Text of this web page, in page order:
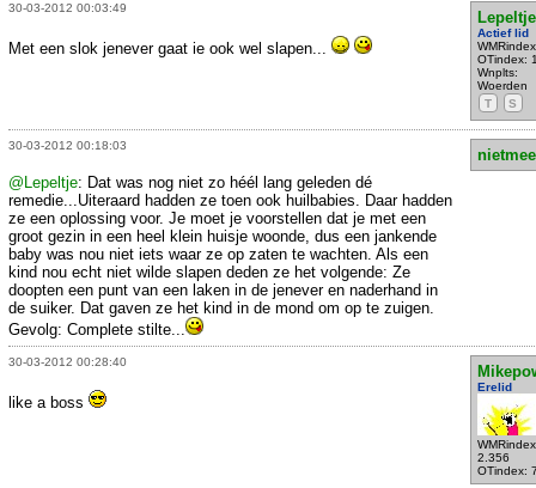
30-03-2012 00:03:49
Lepeltje
Actief lid
OTindex:
Wnplts:
Woerden
T
S
Met een slok jenever gaat ie ook wel slapen...
30-03-2012 00:18:03
@Lepeltje: Dat was nog niet zo héél lang geleden dé
remedie...Uiteraard hadden ze toen ook huilbabies. Daar hadden
ze een oplossing voor. Je moet je voorstellen dat je met een
groot gezin in een heel klein huisje woonde, dus een jankende
baby was nou niet iets waar ze op zaten te wachten. Als een
kind nou echt niet wilde slapen deden ze het volgende: Ze
doopten een punt van een laken in de jenever en naderhand in
de suiker. Dat gaven ze het kind in de mond om op te zuigen.
Gevolg: Complete stilte...
30-03-2012 00:28:40
Erelid
2.356
OTindex:
like a boss